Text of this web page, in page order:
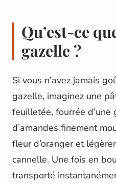
Qu’est-ce
gazelle ?
Si vous n’avez jamais
gazelle, imaginez une
feuilletée, fourrée d’une
d’amandes finement
fleur d’oranger et
cannelle. Une fois en
transporté